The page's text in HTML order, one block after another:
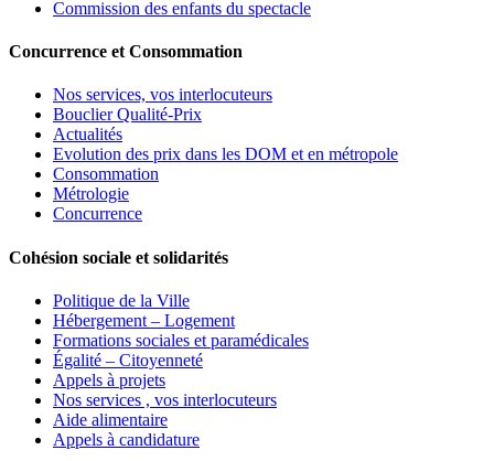
Commission des enfants du spectacle
Concurrence et Consommation
Nos services, vos interlocuteurs
Bouclier Qualité-Prix
Actualités
Evolution des prix dans les DOM et en métropole
Consommation
Métrologie
Concurrence
Cohésion sociale et solidarités
Politique de la Ville
Hébergement – Logement
Formations sociales et paramédicales
Égalité – Citoyenneté
Appels à projets
Nos services , vos interlocuteurs
Aide alimentaire
Appels à candidature